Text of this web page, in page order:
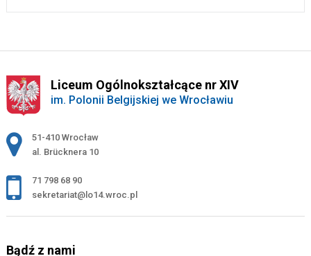
Liceum Ogólnokształcące nr XIV
im. Polonii Belgijskiej we Wrocławiu
Adres pocztowy:
51-410 Wrocław
al. Brücknera 10
71 798 68 90
sekretariat@lo14.wroc.pl
Bądź z nami